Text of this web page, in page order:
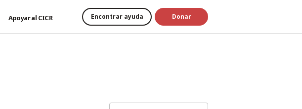
Apoyar al CICR Encontrar ayuda Donar